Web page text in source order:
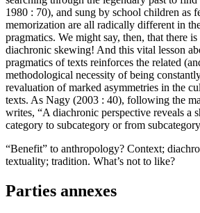
1980 : 70), and sung by school children as
memorization are all radically different in
pragmatics. We might say, then, that there is
diachronic skewing! And this vital lesson
pragmatics of texts reinforces the related
methodological necessity of being
revaluation of marked asymmetries in the
texts. As Nagy (2003 : 40), following the
writes, “A diachronic perspective reveals a
category to subcategory or from
“Benefit” to anthropology? Context;
textuality; tradition. What’s not to like?
Parties annexes